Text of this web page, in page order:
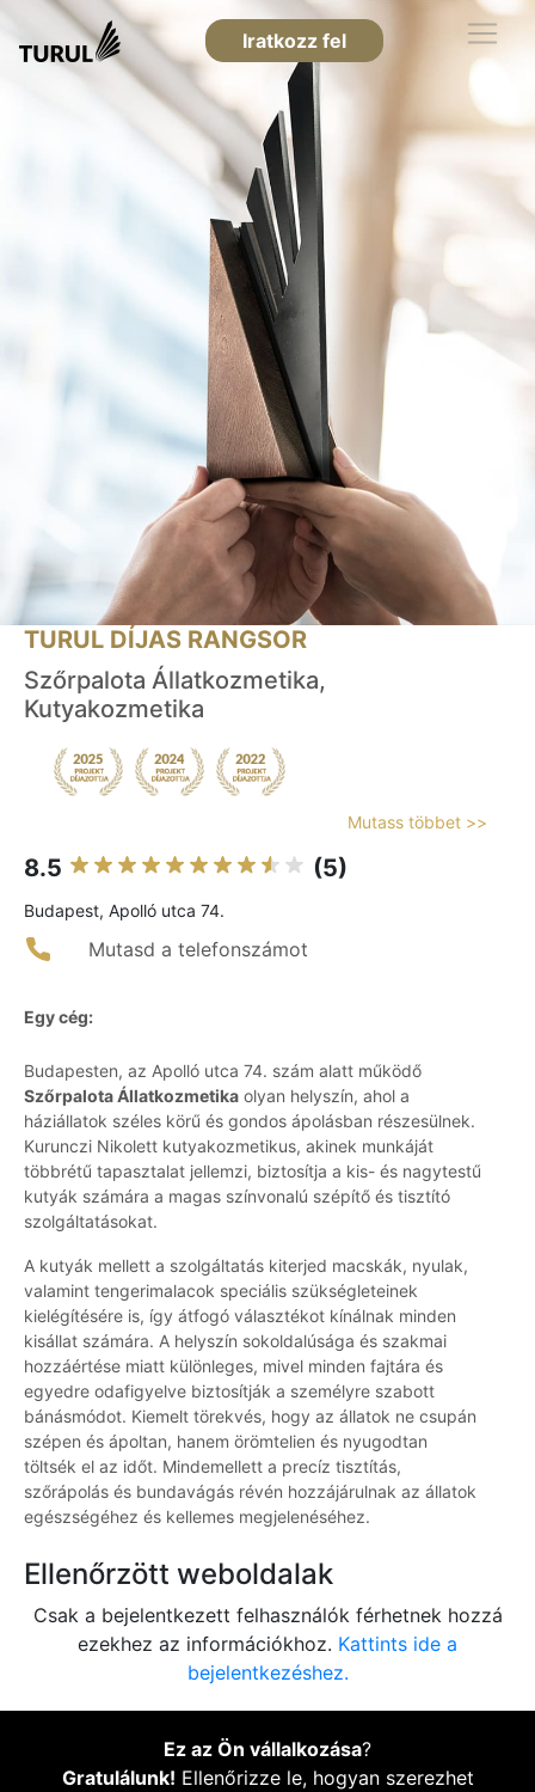
Iratkozz fel
TURUL DÍJAS RANGSOR
Szőrpalota Állatkozmetika,
Kutyakozmetika
Mutass többet >>
8.5 (5)
Budapest, Apolló utca 74.
Mutasd a telefonszámot
Egy cég:
Budapesten, az Apolló utca 74. szám alatt működő
Szőrpalota Állatkozmetika olyan helyszín, ahol a
háziállatok széles körű és gondos ápolásban részesülnek.
Kurunczi Nikolett kutyakozmetikus, akinek munkáját
többrétű tapasztalat jellemzi, biztosítja a kis- és nagytestű
kutyák számára a magas színvonalú szépítő és tisztító
szolgáltatásokat.
A kutyák mellett a szolgáltatás kiterjed macskák, nyulak,
valamint tengerimalacok speciális szükségleteinek
kielégítésére is, így átfogó választékot kínálnak minden
kisállat számára. A helyszín sokoldalúsága és szakmai
hozzáértése miatt különleges, mivel minden fajtára és
egyedre odafigyelve biztosítják a személyre szabott
bánásmódot. Kiemelt törekvés, hogy az állatok ne csupán
szépen és ápoltan, hanem örömtelien és nyugodtan
töltsék el az időt. Mindemellett a precíz tisztítás,
szőrápolás és bundavágás révén hozzájárulnak az állatok
egészségéhez és kellemes megjelenéséhez.
Ellenőrzött weboldalak
Csak a bejelentkezett felhasználók férhetnek hozzá
ezekhez az információkhoz. Kattints ide a
bejelentkezéshez.
Ez az Ön vállalkozása?
Gratulálunk! Ellenőrizze le, hogyan szerezhet